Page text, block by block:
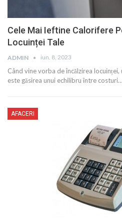
Cele Mai Ieftine Calorifere
Locuinței Tale
ADMIN iun. 8, 2023
Când vine vorba de încălzirea
este găsirea unui echilibru între costuri…
AFACERI